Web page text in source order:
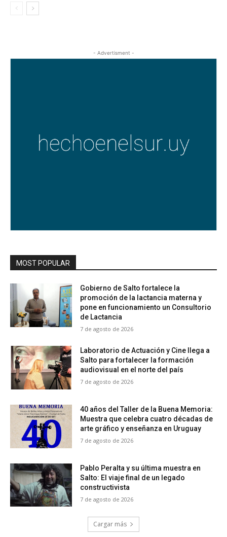
- Advertisment -
MOST POPULAR
Gobierno de Salto fortalece la
promoción de la lactancia materna y
pone en funcionamiento un Consultorio
de Lactancia
7 de agosto de 2026
Laboratorio de Actuación y Cine llega a
Salto para fortalecer la formación
audiovisual en el norte del país
7 de agosto de 2026
40 años del Taller de la Buena Memoria:
Muestra que celebra cuatro décadas de
arte gráfico y enseñanza en Uruguay
7 de agosto de 2026
Pablo Peralta y su última muestra en
Salto: El viaje final de un legado
constructivista
7 de agosto de 2026
Cargar más